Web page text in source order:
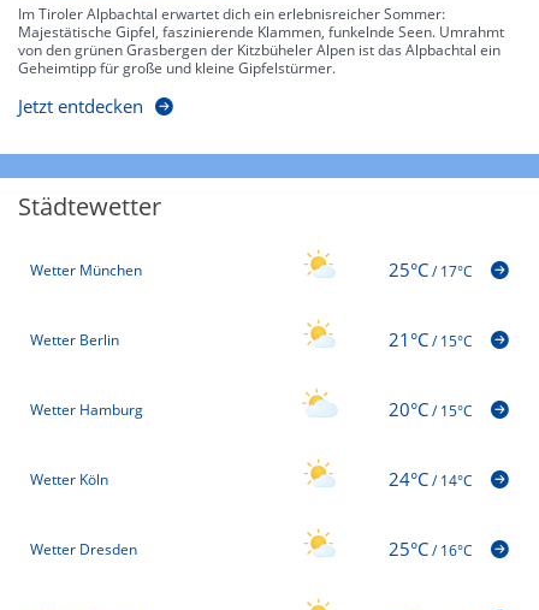
Im Tiroler Alpbachtal erwartet dich ein erlebnisreicher Sommer:
Majestätische Gipfel, faszinierende Klammen, funkelnde Seen. Umrahmt
von den grünen Grasbergen der Kitzbüheler Alpen ist das Alpbachtal ein
Geheimtipp für große und kleine Gipfelstürmer.
Jetzt entdecken
Städtewetter
Wetter München 25°C/17°C
Wetter Berlin 21°C/15°C
Wetter Hamburg 20°C/15°C
Wetter Köln 24°C/14°C
Wetter Dresden 25°C/16°C